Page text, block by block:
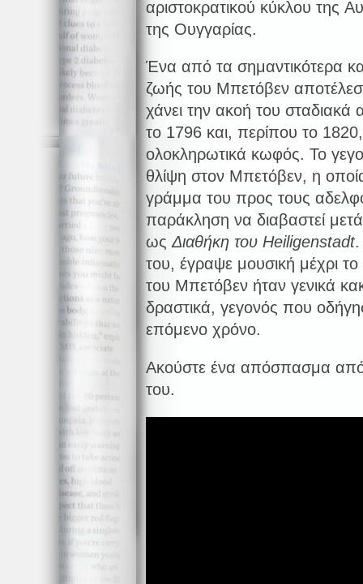
αριστοκρατικού κύκλου της
της Ουγγαρίας.
Ένα από τα σημαντικότερα
ζωής του Μπετόβεν
χάνει την ακοή του σταδιακά
το 1796 και, περίπου το
ολοκληρωτικά κωφός. Το
θλίψη στον Μπετόβεν, η
γράμμα του προς τους
παράκληση να διαβαστεί
ως Διαθήκη του Heiligenstadt.
του, έγραψε μουσική μέχρι
του Μπετόβεν ήταν γενικά
δραστικά, γεγονός που
επόμενο χρόνο.
Ακούστε ένα απόσπασμα
του.